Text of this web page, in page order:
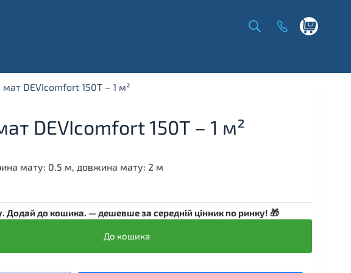
Shopping
мат DEVIcomfort 150T – 1 м²
DEVIcomfort 150T – 1 м²
мату: 0.5 м, довжина мату: 2 м
Додай до кошика. — дешевше за середній цінник по ринку! 🎁
До кошика